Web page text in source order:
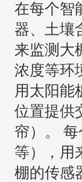
在每个智
器、土壤
来监测大
浓度等环
用太阳能
位置提供
帘）。
等），用
棚的传感